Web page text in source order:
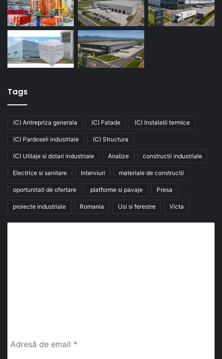
Tags
(C) Antrepriza generala (C) Fatade (C) Instalatii termice
(C) Pardoseli industriale (C) Structura
(C) Utilaje si dotari industriale Analize constructii industriale
Electrice si sanitare Interviuri materiale de constructii
oportunitati de ofertare platforme si pavaje Presa
proiecte industriale Romania Usi si ferestre Victa